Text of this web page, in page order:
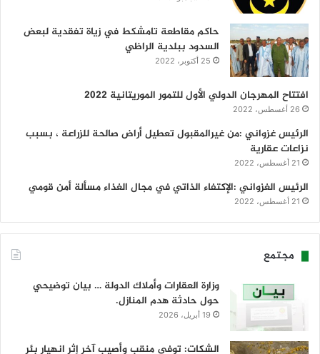
حاكم مقاطعة تامشكط في زياة تفقدية لبعض
السدود ببلدية الراظي
25 أكتوبر، 2022
افتتاح المهرجان الدولي الأول للتمور الموريتانية 2022
26 أغسطس، 2022
الرئيس غزواني :من غيرالمقبول تعطيل أراض صالحة للزراعة ، بسبب
نزاعات عقارية
21 أغسطس، 2022
الرئيس الغزواني :الإكتفاء الذاتي في مجال الغذاء مسألة أمن قومي
21 أغسطس، 2022
مجتمع
وزارة العقارات وأملاك الدولة … بيان توضيحي
حول حادثة هدم المنازل.
19 أبريل، 2026
الشكات: توفي منقب وأصيب آخر إثر انهيار بئر